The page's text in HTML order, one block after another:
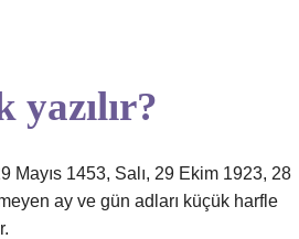
Mayıs 1453, Salı, 29 Ekim 1923, 28
ay ve gün adları küçük harfle